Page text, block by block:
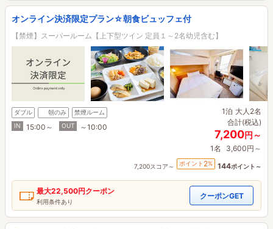
オンライン決済限定プラン☆朝食ビュッフェ付
【禁煙】スーパールーム【上下型ツイン 定員１～2名幼児含む】
ダブル 朝のみ
禁煙ルーム
IN
15:00～ OUT ～10:00
1泊 大人2名
合計(税込)
7,200円～
1名 3,600円～
7,200スコア～ ポイント 2% 144ポイント～
最大22,500円クーポン
利用条件あり
クーポンGET